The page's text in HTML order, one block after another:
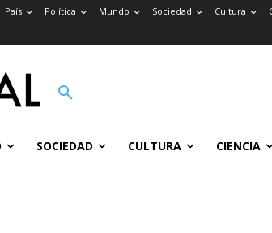
País Política Mundo Sociedad Cultura
SOCIEDAD CULTURA CIENCIA